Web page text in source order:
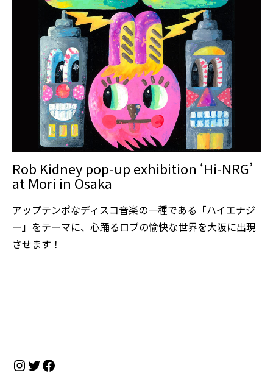
Rob Kidney pop-up exhibition ‘Hi-NRG’
at Mori in Osaka
アップテンポなディスコ音楽の一種である「ハイエナジ
ー」をテーマに、心踊るロブの愉快な世界を大阪に出現
させます！
Instagram
Twitter
Facebook